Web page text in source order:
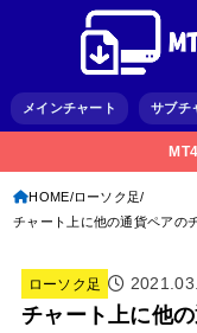
メインチャート サブチ
HOME ローソク足
チャート上に他の通貨ペアの
ローソク足
チャート上に他